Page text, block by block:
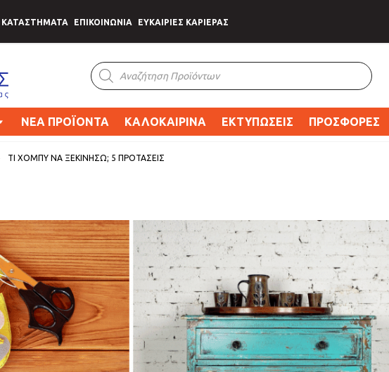
ΚΑΤΑΣΤΗΜΑΤΑ ΕΠΙΚΟΙΝΩΝΙΑ ΕΥΚΑΙΡΙΕΣ ΚΑΡΙΕΡΑΣ
Products
search
ΝΕΑ ΠΡΟΪΟΝΤΑ ΚΑΛΟΚΑΙΡΙΝΑ ΕΚΤΥΠΩΣΕΙΣ ΠΡΟΣΦΟΡΕΣ
ΤΙ ΧΌΜΠΥ ΝΑ ΞΕΚΙΝΉΣΩ; 5 ΠΡΟΤΆΣΕΙΣ